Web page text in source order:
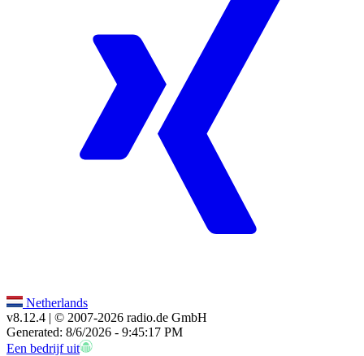
Netherlands
v8.12.4 | © 2007-2026 radio.de GmbH
Generated: 8/6/2026 - 9:45:17 PM
Een bedrijf uit